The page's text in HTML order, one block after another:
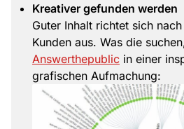
Kreativer gefunden werden
Guter Inhalt richtet sich
Kunden aus. Was die
Answerthepublic in einer
grafischen Aufmachung: